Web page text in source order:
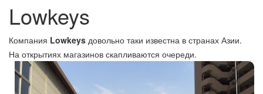
Lowkeys
Компания Lowkeys довольно таки известна в странах Азии.
На открытиях магазинов скапливаются очереди.